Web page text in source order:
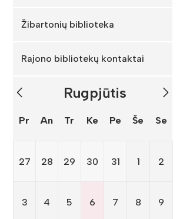
Žibartonių biblioteka
Rajono bibliotekų kontaktai
Rugpjūtis
Pr An Tr Ke Pe Še Se
27 28 29 30 31 1 2
3 4 5 6 7 8 9